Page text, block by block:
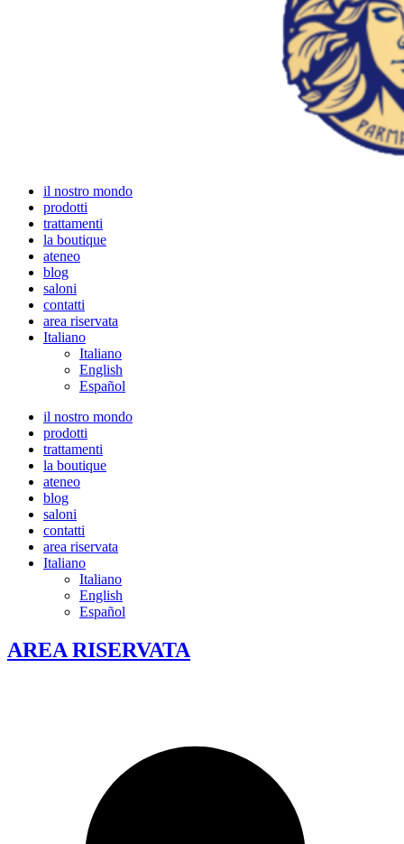
il nostro mondo
prodotti
trattamenti
la boutique
ateneo
blog
saloni
contatti
area riservata
Italiano
Italiano
English
Español
il nostro mondo
prodotti
trattamenti
la boutique
ateneo
blog
saloni
contatti
area riservata
Italiano
Italiano
English
Español
AREA RISERVATA